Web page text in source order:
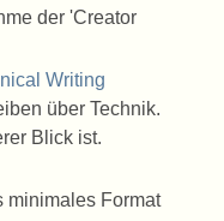
der 'Creator
Writing
über Technik.
Blick ist.
minimales Format